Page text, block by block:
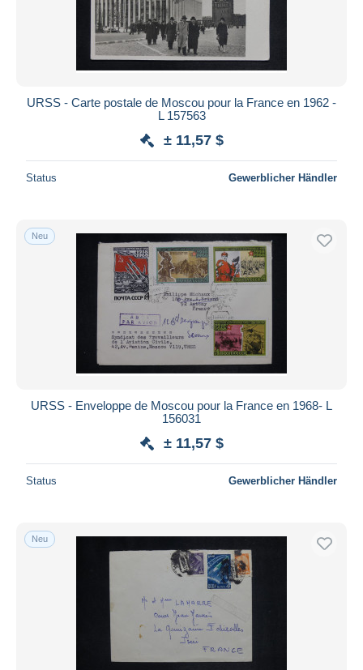
URSS - Carte postale de Moscou pour la France en 1962 -
L 157563
± 11,57 $
Status Gewerblicher Händler
Neu
URSS - Enveloppe de Moscou pour la France en 1968- L
156031
± 11,57 $
Status Gewerblicher Händler
Neu